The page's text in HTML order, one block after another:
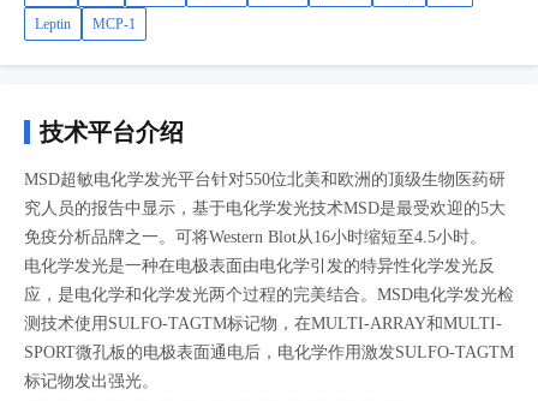
Leptin
MCP-1
技术平台介绍
MSD超敏电化学发光平台针对550位北美和欧洲的顶级生物医药研
究人员的报告中显示，基于电化学发光技术MSD是最受欢迎的5大
免疫分析品牌之一。可将Western Blot从16小时缩短至4.5小时。
电化学发光是一种在电极表面由电化学引发的特异性化学发光反
应，是电化学和化学发光两个过程的完美结合。MSD电化学发光检
测技术使用SULFO-TAGTM标记物，在MULTI-ARRAY和MULTI-
SPORT微孔板的电极表面通电后，电化学作用激发SULFO-TAGTM
标记物发出强光。